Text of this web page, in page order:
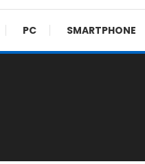
PC SMARTPHONE